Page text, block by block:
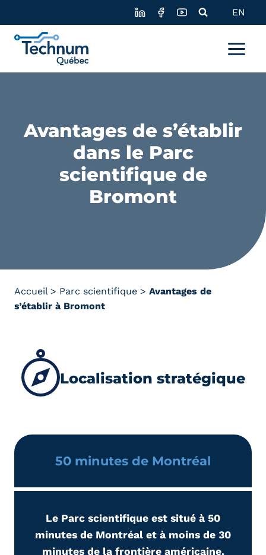
content
EN
Avantages de s’établir
dans le Parc
scientifique de
Bromont
Accueil> Parc scientifique > Avantages de
s’établir à Bromont
Localisation stratégique
50 minutes de Montréal
Le Parc scientifique est situé à 50
minutes de Montréal et à moins de 30
minutes de la frontière américaine.